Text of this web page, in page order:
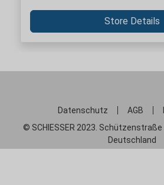
Store Details
Datenschutz AGB
© SCHIESSER 2023.
Deutschland